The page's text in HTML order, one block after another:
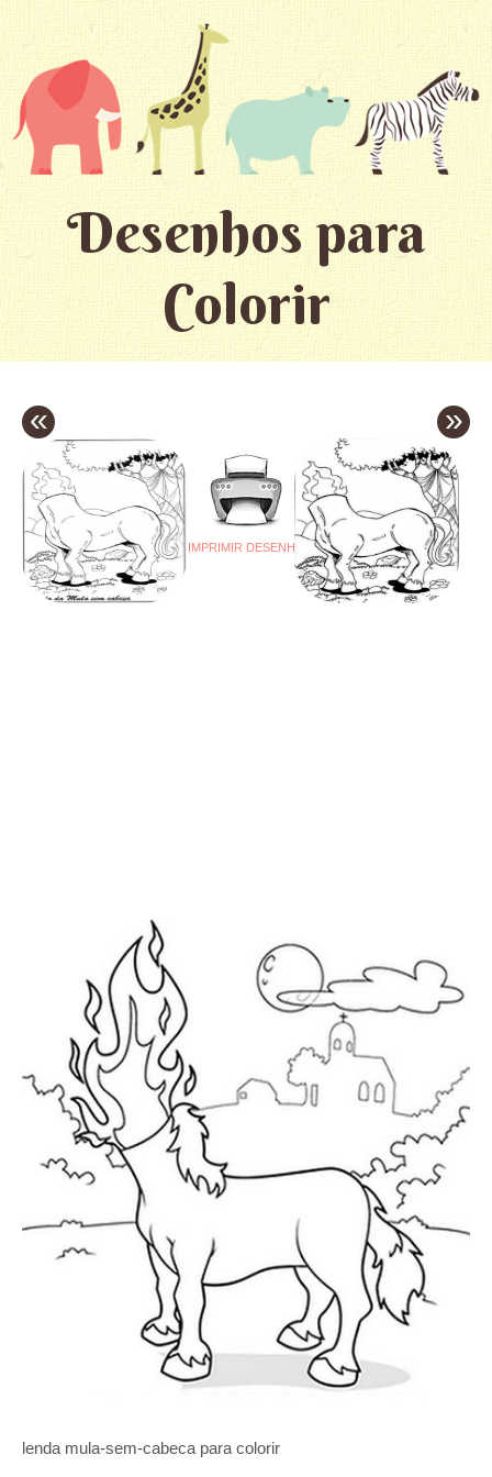
Desenhos para
Colorir
«
IMPRIMIR DESENHO
»
lenda mula-sem-cabeca para colorir